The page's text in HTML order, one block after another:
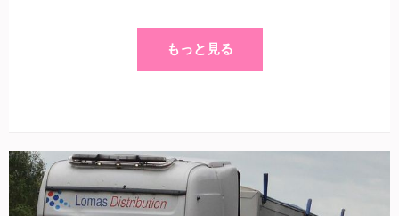
もっと見る